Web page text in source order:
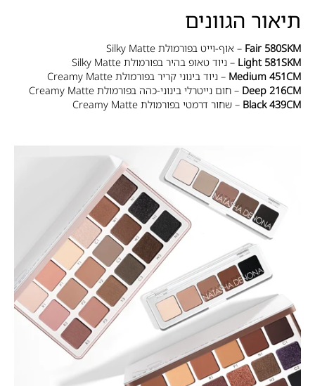
תיאור הגוונים
Fair 580SKM – אוף-וייט בפורמולת Silky Matte
Light 581SKM – ניוד טאופ בהיר בפורמולת Silky Matte
Medium 451CM – ניוד בינוני קריר בפורמולת Creamy Matte
Deep 216CM – חום נייטרלי בינוני-כהה בפורמולת Creamy Matte
Black 439CM – שחור דרמטי בפורמולת Creamy Matte